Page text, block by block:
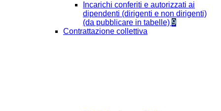
Incarichi conferiti e autorizzati ai
dipendenti (dirigenti e non dirigenti)
(da pubblicare in tabelle) 9
Contrattazione collettiva